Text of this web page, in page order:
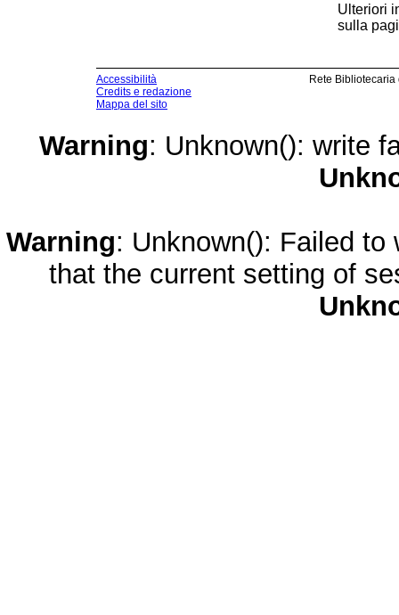
Ulteriori
sulla
Accessibilità
Credits e redazione
Mappa del sito
Rete
Warning: Unknown(): write
Warning: Unknown(): Failed
that the current setting of